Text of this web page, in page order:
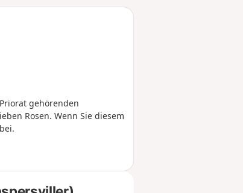
gehörenden
Rosen. Wenn Sie diesem